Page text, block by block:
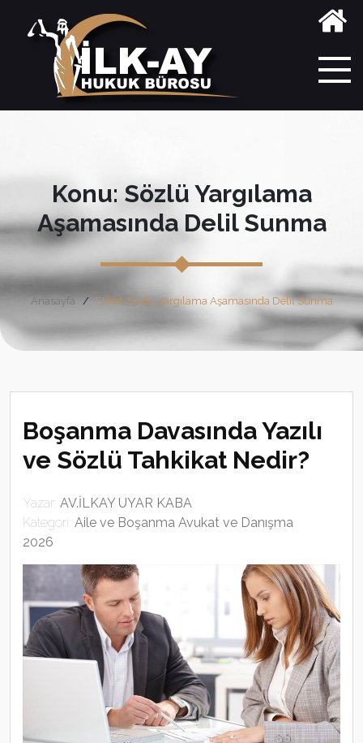
Konu: Sözlü Yargılama
Aşamasında Delil Sunma
Anasayfa Etiket: Sözlü Yargılama Aşamasında Delil Sunma
Boşanma Davasında Yazılı
ve Sözlü Tahkikat Nedir?
Yazar: AV.İLKAY UYAR KABA
Kategori: Aile ve Boşanma Avukat ve Danışma
2026